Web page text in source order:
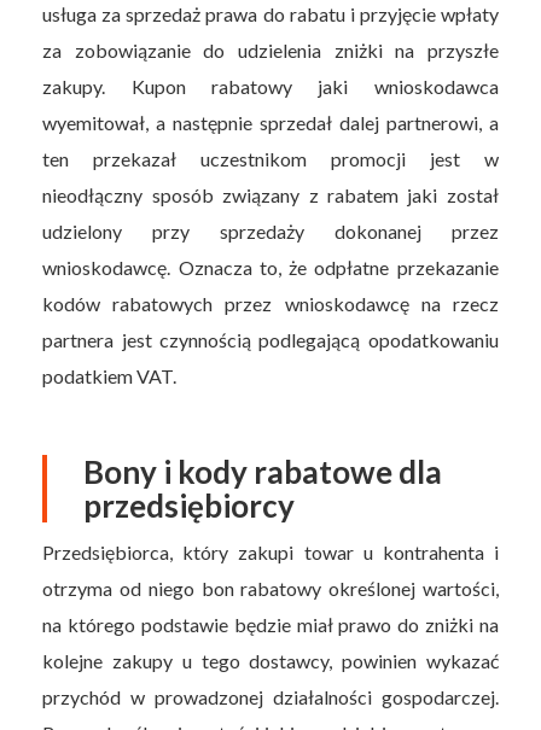
usługa za sprzedaż prawa do rabatu i przyjęcie wpłaty
za zobowiązanie do udzielenia zniżki na przyszłe
zakupy. Kupon rabatowy jaki wnioskodawca
wyemitował, a następnie sprzedał dalej partnerowi, a
ten przekazał uczestnikom promocji jest w
nieodłączny sposób związany z rabatem jaki został
udzielony przy sprzedaży dokonanej przez
wnioskodawcę. Oznacza to, że odpłatne przekazanie
kodów rabatowych przez wnioskodawcę na rzecz
partnera jest czynnością podlegającą opodatkowaniu
podatkiem VAT.
Bony i kody rabatowe dla
przedsiębiorcy
Przedsiębiorca, który zakupi towar u kontrahenta i
otrzyma od niego bon rabatowy określonej wartości,
na którego podstawie będzie miał prawo do zniżki na
kolejne zakupy u tego dostawcy, powinien wykazać
przychód w prowadzonej działalności gospodarczej.